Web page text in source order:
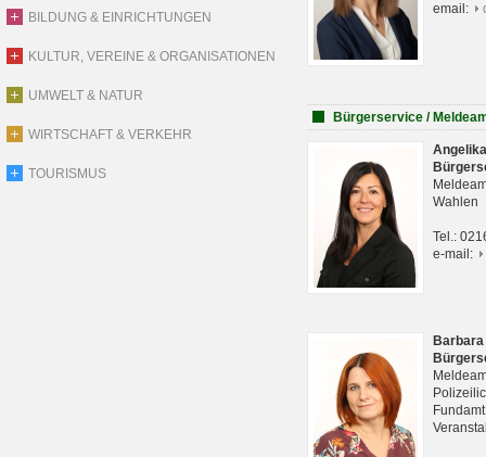
BILDUNG & EINRICHTUNGEN
KULTUR, VEREINE & ORGANISATIONEN
UMWELT & NATUR
WIRTSCHAFT & VERKEHR
TOURISMUS
email:
Bürgerservice /
Wahlen
Tel.:
e-mail: